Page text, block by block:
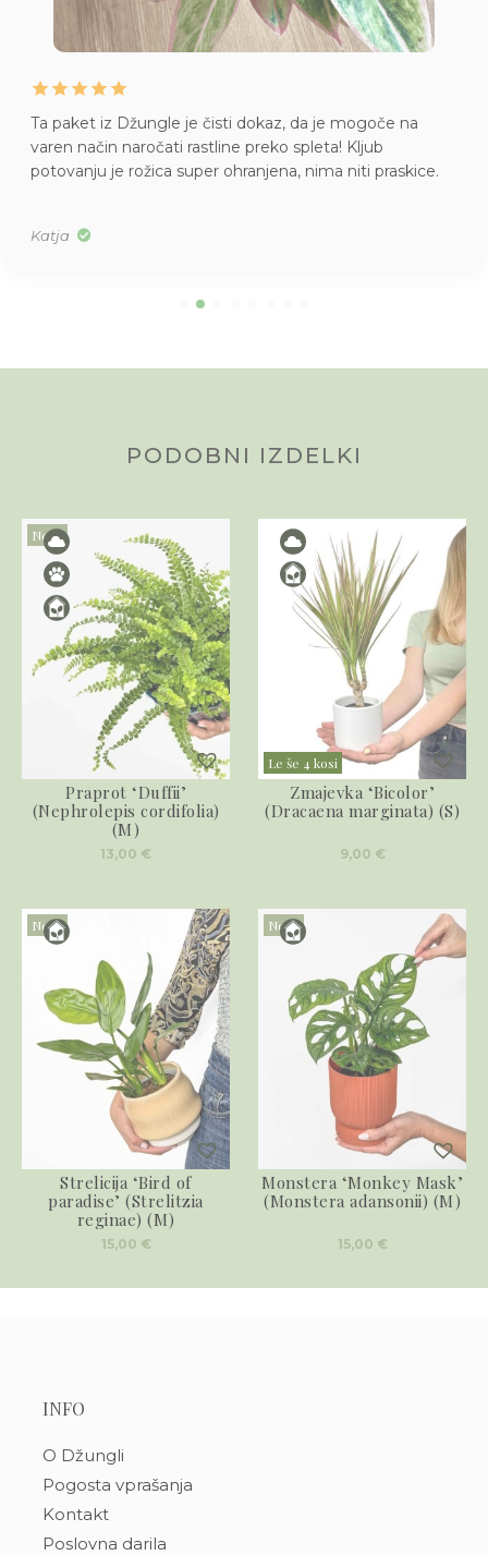
Ta paket iz Džungle je čisti dokaz, da je mogoče na
varen način naročati rastline preko spleta! Kljub
potovanju je rožica super ohranjena, nima niti praskice.
Katja
PODOBNI IZDELKI
Novo
Praprot ‘Duffii’
(Nephrolepis cordifolia)
(M)
13,00 €
Le še 4 kosi
Zmajevka ‘Bicolor’
(Dracaena marginata) (S)
9,00 €
Novo
Strelicija ‘Bird of
paradise’ (Strelitzia
reginae) (M)
15,00 €
Novo
Monstera ‘Monkey Mask’
(Monstera adansonii) (M)
15,00 €
INFO
O Džungli
Pogosta vprašanja
Kontakt
Poslovna darila